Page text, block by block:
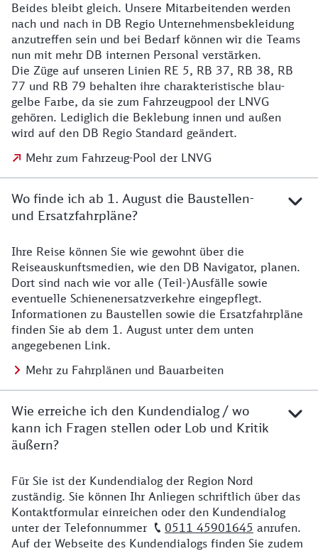
Details zu den Mitarbeitenden
Beides bleibt gleich. Unsere Mitarbeitenden werden
nach und nach in DB Regio Unternehmensbekleidung
anzutreffen sein und bei Bedarf können wir die Teams
nun mit mehr DB internen Personal verstärken.
Die Züge auf unseren Linien RE 5, RB 37, RB 38, RB
77 und RB 79 behalten ihre charakteristische blau-
gelbe Farbe, da sie zum Fahrzeugpool der LNVG
gehören. Lediglich die Beklebung innen und außen
wird auf den DB Regio Standard geändert.
Mehr zum Fahrzeug-Pool der LNVG
Wo finde ich ab 1. August die Baustellen-
und Ersatzfahrpläne?
Details zu Baustelle
Ihre Reise können Sie wie gewohnt über die
Reiseauskunftsmedien, wie den DB Navigator, planen.
Dort sind nach wie vor alle (Teil-)Ausfälle sowie
eventuelle Schienenersatzverkehre eingepflegt.
Informationen zu Baustellen sowie die Ersatzfahrpläne
finden Sie ab dem 1. August unter dem unten
angegebenen Link.
Mehr zu Fahrplänen und Bauarbeiten
Wie erreiche ich den Kundendialog / wo
kann ich Fragen stellen oder Lob und Kritik
äußern?
Details zu Kontakt
Für Sie ist der Kundendialog der Region Nord
zuständig. Sie können Ihr Anliegen schriftlich über das
Kontaktformular einreichen oder den Kundendialog
unter der Telefonnummer
0511 45901645 anrufen.
Auf der Webseite des Kundendialogs finden Sie zudem